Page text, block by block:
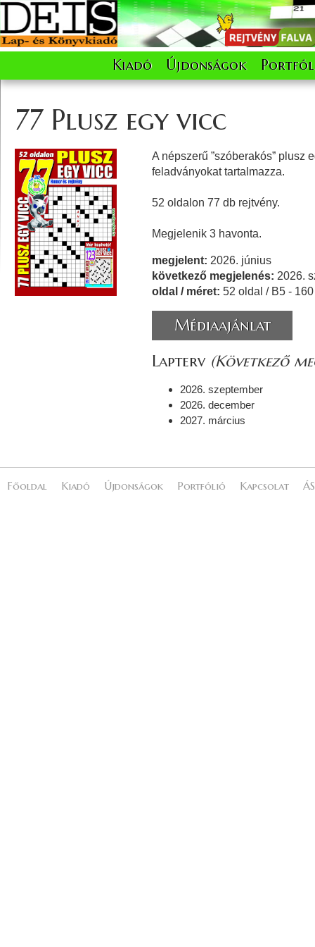
Kiadó Újdonságok
77 Plusz egy vicc
A népszerű ”szóberakós” plusz
feladványokat tartalmazza.
52 oldalon 77 db rejtvény.
Megjelenik 3 havonta.
megjelent: 2026. június
következő megjelenés: 2026.
oldal / méret: 52 oldal / B5 -
Médiaajánlat
Lapterv (Következő
2026. szeptember
2026. december
2027. március
Főoldal Kiadó Újdonságok Portfólió Kapcsolat